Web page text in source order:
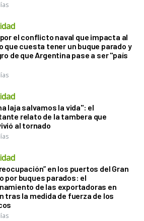
el conflicto naval que impacta al
que cuesta tener un buque parado y
de que Argentina pase a ser "país
laja salvamos la vida": el
relato de la tambera que
al tornado
en los puertos del Gran
por buques parados: el
de las exportadoras en
tras la medida de fuerza de los